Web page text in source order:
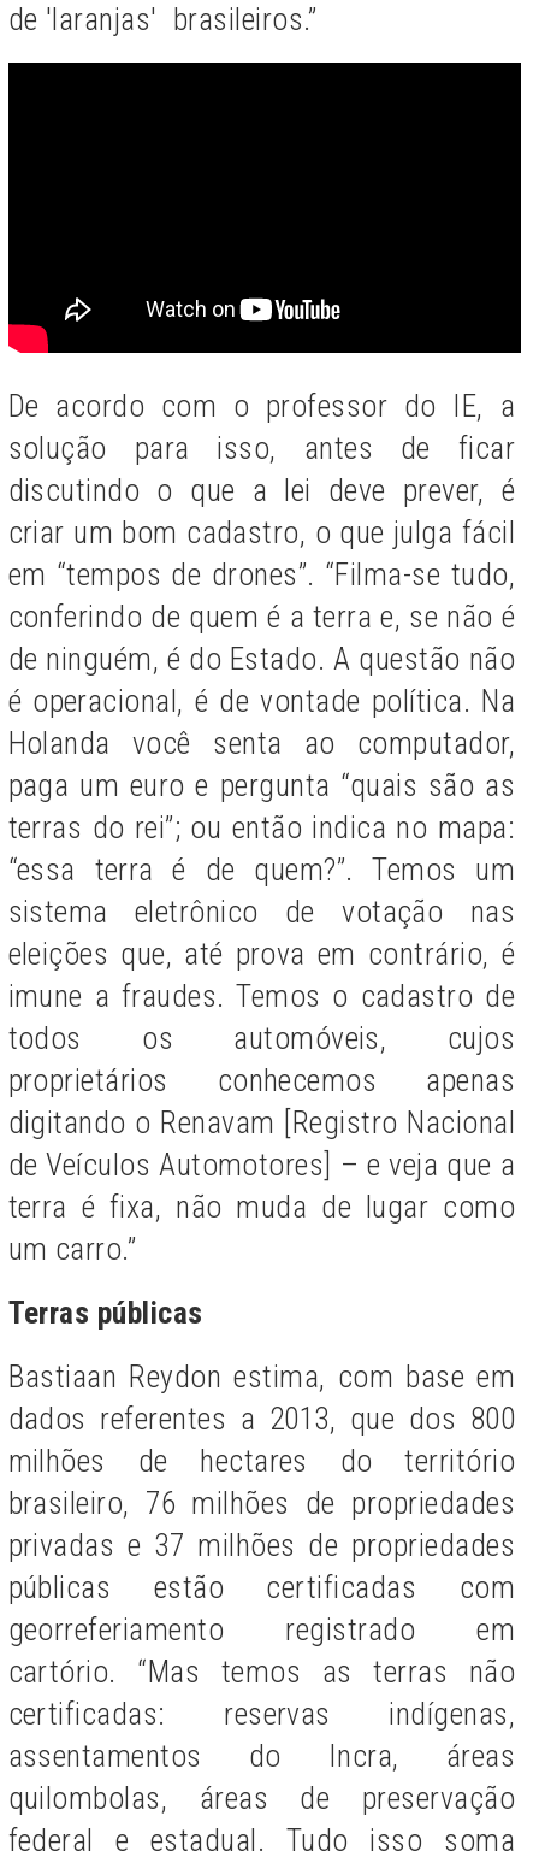
de 'laranjas' brasileiros.”
De acordo com o professor do IE, a
solução para isso, antes de ficar
discutindo o que a lei deve prever, é
criar um bom cadastro, o que julga fácil
em “tempos de drones”. “Filma-se tudo,
conferindo de quem é a terra e, se não é
de ninguém, é do Estado. A questão não
é operacional, é de vontade política. Na
Holanda você senta ao computador,
paga um euro e pergunta “quais são as
terras do rei”; ou então indica no mapa:
“essa terra é de quem?”. Temos um
sistema eletrônico de votação nas
eleições que, até prova em contrário, é
imune a fraudes. Temos o cadastro de
todos os automóveis, cujos
proprietários conhecemos apenas
digitando o Renavam [Registro Nacional
de Veículos Automotores] – e veja que a
terra é fixa, não muda de lugar como
um carro.”
Terras públicas
Bastiaan Reydon estima, com base em
dados referentes a 2013, que dos 800
milhões de hectares do território
brasileiro, 76 milhões de propriedades
privadas e 37 milhões de propriedades
públicas estão certificadas com
georreferiamento registrado em
cartório. “Mas temos as terras não
certificadas: reservas indígenas,
assentamentos do Incra, áreas
quilombolas, áreas de preservação
federal e estadual. Tudo isso soma